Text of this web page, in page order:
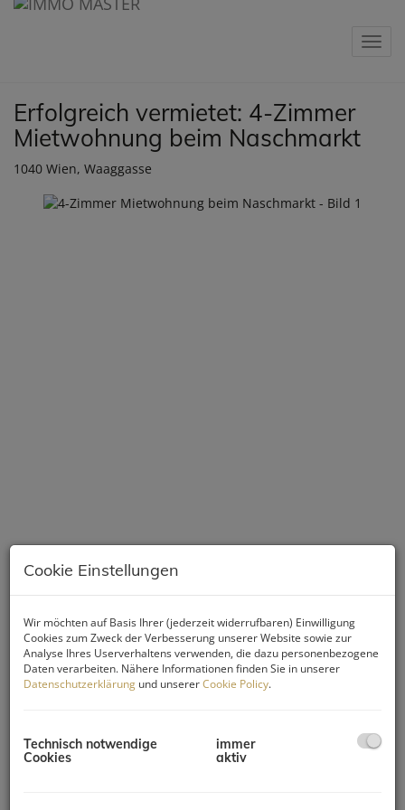
Erfolgreich vermietet: 4-Zimmer
Mietwohnung beim Naschmarkt
1040 Wien, Waaggasse
Beschreibung
Die Wohnung hat zwar 4 Zimmer, aber davon nur 2 extra
So ist nicht für einen 4er WG geeignet.
Das in einemnoblen Viertel stolzierende
architektonische
Juwel, das
– als Pendant zum
Cookie Einstellungen
Wir möchten auf Basis Ihrer (jederzeit widerrufbaren) Einwilligung
Cookies zum Zweck der Verbesserung unserer Website sowie zur
Analyse Ihres Userverhaltens verwenden, die dazu personenbezogene
Daten verarbeiten. Nähere Informationen finden Sie in unserer
Datenschutzerklärung und unsererCookie Policy.
Technisch notwendige
Cookies
immer
aktiv